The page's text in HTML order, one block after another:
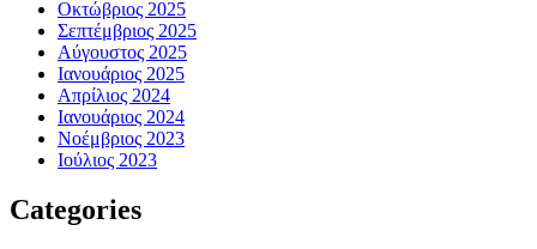
Οκτώβριος 2025
Σεπτέμβριος 2025
Αύγουστος 2025
Ιανουάριος 2025
Απρίλιος 2024
Ιανουάριος 2024
Νοέμβριος 2023
Ιούλιος 2023
Categories